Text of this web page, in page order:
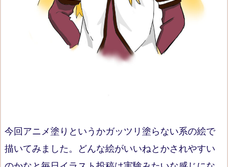
今回アニメ塗りというかガッツリ塗らない系の絵で
描いてみました。どんな絵がいいねとかされやすい